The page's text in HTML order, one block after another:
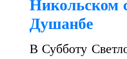
Никольском
Душанбе
В Субботу